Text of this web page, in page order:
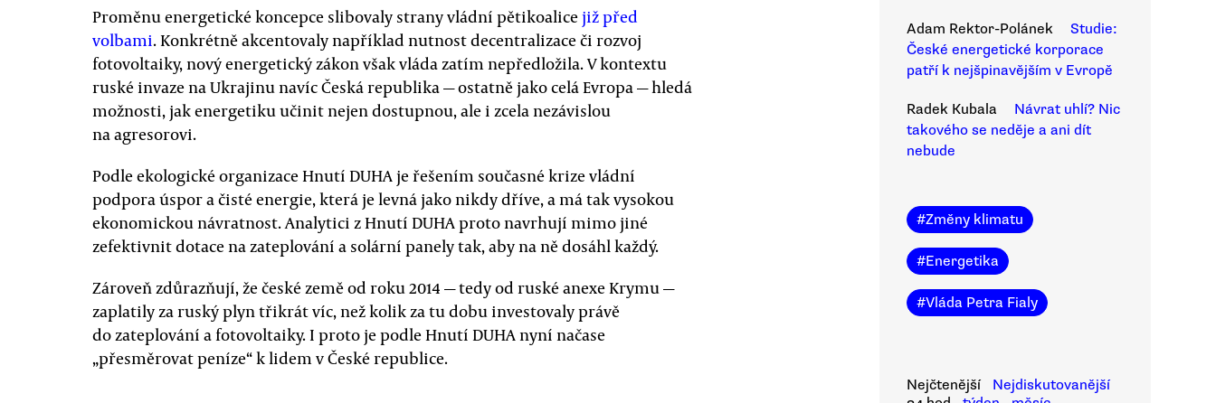
Proměnu energetické koncepce slibovaly strany vládní pětikoalicejiž před
volbami. Konkrétně akcentovaly například nutnost decentralizace či rozvoj
fotovoltaiky, nový energetický zákon však vláda zatím nepředložila. V kontextu
ruské invaze na Ukrajinu navíc Česká republika — ostatně jako celá Evropa — hledá
možnosti, jak energetiku učinit nejen dostupnou, ale i zcela nezávislou
na agresorovi.
Podle ekologické organizace Hnutí DUHA je řešením současné krize vládní
podpora úspor a čisté energie, která je levná jako nikdy dříve, a má tak vysokou
ekonomickou návratnost. Analytici z Hnutí DUHA proto navrhují mimo jiné
zefektivnit dotace na zateplování a solární panely tak, aby na ně dosáhl každý.
Zároveň zdůrazňují, že české země od roku 2014 — tedy od ruské anexe Krymu —
zaplatily za ruský plyn třikrát víc, než kolik za tu dobu investovaly právě
do zateplování a fotovoltaiky. I proto je podle Hnutí DUHA nyní načase
„přesměrovat peníze“ k lidem v České republice.
Adam Rektor-Polánek
Studie:
České energetické korporace
patří k nejšpinavějším v Evropě
Radek Kubala
Návrat uhlí? Nic
takového se neděje a ani dít
nebude
#Změny klimatu
#Energetika
#Vláda Petra Fialy
Nejčtenější
Nejdiskutovanější